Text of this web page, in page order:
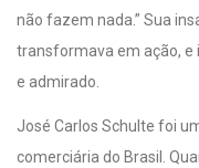
não fazem nada.” Sua
transformava em ação, e
e admirado.
José Carlos Schulte foi
comerciária do Brasil.